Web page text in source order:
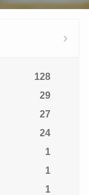
128
29
27
24
1
1
1